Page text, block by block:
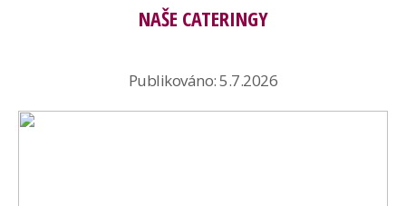
NAŠE CATERINGY
Publikováno: 5.7.2026